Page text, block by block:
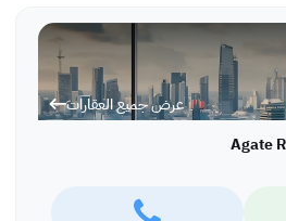
عرض جميع العقارات
Agate